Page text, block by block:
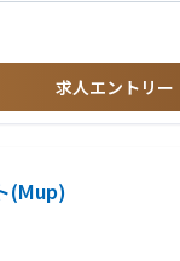
mindset）
求人エントリー
(Mup)